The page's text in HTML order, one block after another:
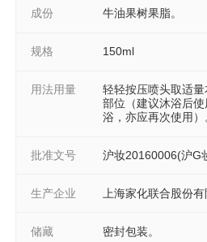
成份 牛油果树果脂。
规格 150ml
用法用量
轻轻按压喷头取适
部位（建议沐浴后
浴，亦应再次使用）
批准文号 沪妆20160006(沪G
生产企业 上海家化联合股份有
储藏 密封包装。